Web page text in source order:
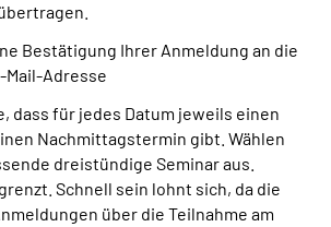
Mein Kundenportal
Bestätigung Ihrer Anmeldung an die
Mail-Adresse
dass für jedes Datum jeweils einen
Nachmittagstermin gibt. Wählen
dreistündige Seminar aus.
Schnell sein lohnt sich, da die
über die Teilnahme am